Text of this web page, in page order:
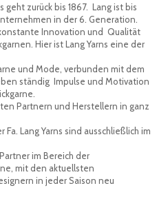
geht zurück bis 1867. Lang ist bis
in der 6. Generation.
Innovation und Qualität
Hier ist Lang Yarns eine der
und Mode, verbunden mit dem
ständig Impulse und Motivation
Partnern und Herstellern in ganz
Lang Yarns sind ausschließlich im
im Bereich der
mit den aktuellsten
in jeder Saison neu